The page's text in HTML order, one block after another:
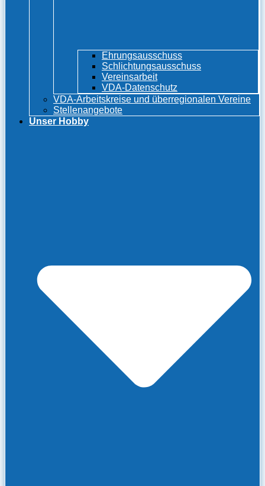
Ehrungsausschuss
Schlichtungsausschuss
Vereinsarbeit
VDA-Datenschutz
VDA-Arbeitskreise und überregionalen Vereine
Stellenangebote
Unser Hobby